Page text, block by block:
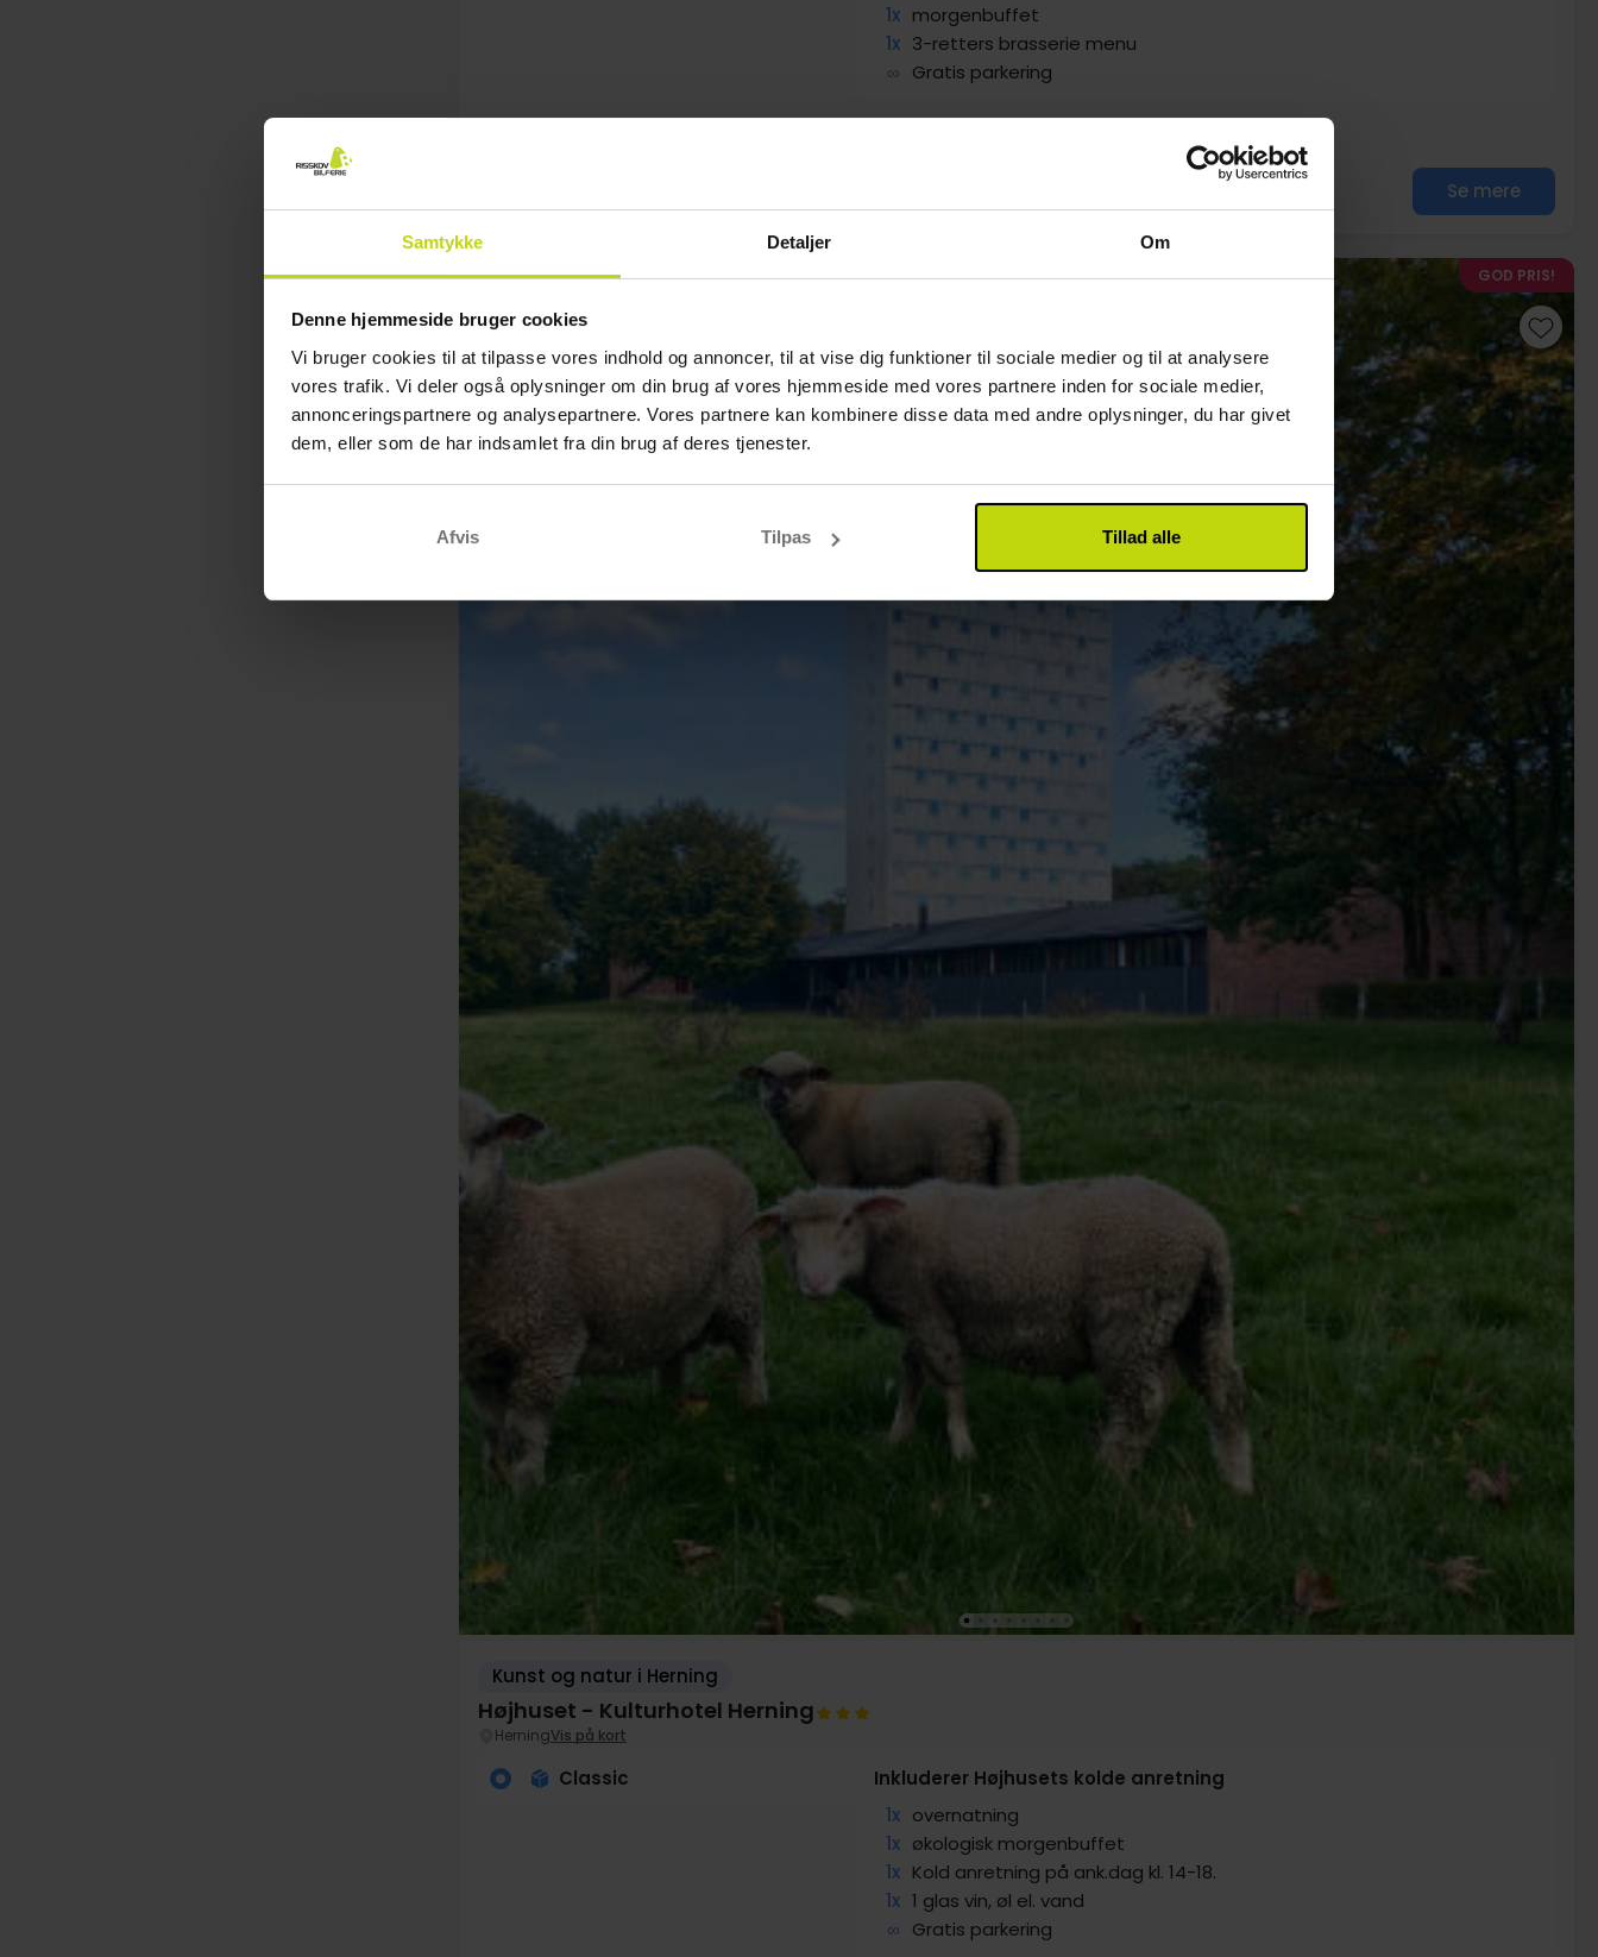
Samtykke Detaljer Om
Denne hjemmeside bruger cookies
Vi bruger cookies til at tilpasse vores indhold og annoncer, til at vise dig funktioner til sociale medier og til at analysere
vores trafik. Vi deler også oplysninger om din brug af vores hjemmeside med vores partnere inden for sociale medier,
annonceringspartnere og analysepartnere. Vores partnere kan kombinere disse data med andre oplysninger, du har givet
dem, eller som de har indsamlet fra din brug af deres tjenester.
Afvis Tilpas Tillad alle
1x morgenbuffet
1x 3-retters brasserie menu
∞ Gratis parkering
Se mere
GOD PRIS!
Kunst og natur i Herning
Højhuset - Kulturhotel Herning
HerningVis på kort
Classic
Inkluderer Højhusets kolde anretning
1x overnatning
1x økologisk morgenbuffet
1x Kold anretning på ank.dag kl. 14-18.
1x 1 glas vin, øl el. vand
∞ Gratis parkering